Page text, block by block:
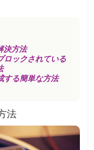
決方法
ロックされている
する簡単な方法
法